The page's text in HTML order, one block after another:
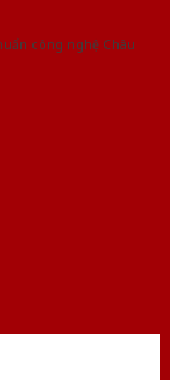
công nghệ Châu